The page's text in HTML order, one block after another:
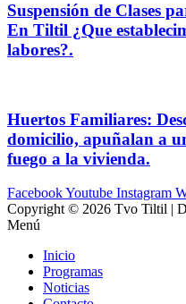
Suspensión de Clases
En Tiltil ¿Que
labores?.
Huertos Familiares:
domicilio, apuñalan a
fuego a la vivienda.
FacebookYoutube Instagram
Copyright © 2026 Tvo Tiltil |
Menú
Inicio
Programas
Noticias